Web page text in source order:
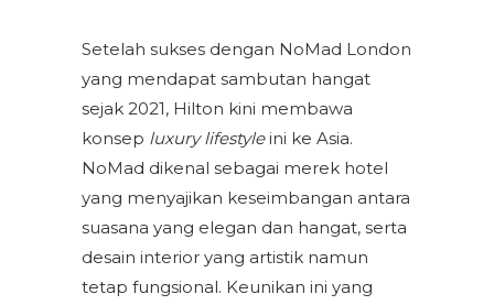
Setelah sukses dengan NoMad London
yang mendapat sambutan hangat
sejak 2021, Hilton kini membawa
konsep luxury lifestyleini ke Asia.
NoMad dikenal sebagai merek hotel
yang menyajikan keseimbangan antara
suasana yang elegan dan hangat, serta
desain interior yang artistik namun
tetap fungsional. Keunikan ini yang